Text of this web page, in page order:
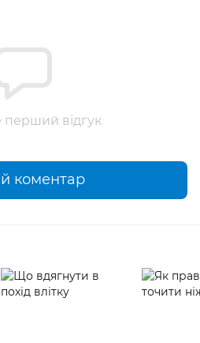
перший відгук
коментар